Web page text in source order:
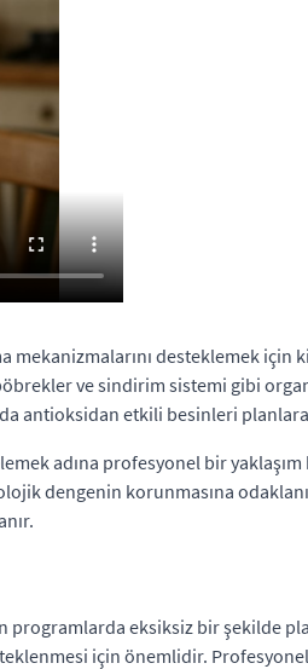
desteklemek
ve sindirim sistemi gibi
antioksidan etkili besinleri
adına profesyonel bir
dengenin korunmasına
eksiksiz bir şekilde
için önemlidir.